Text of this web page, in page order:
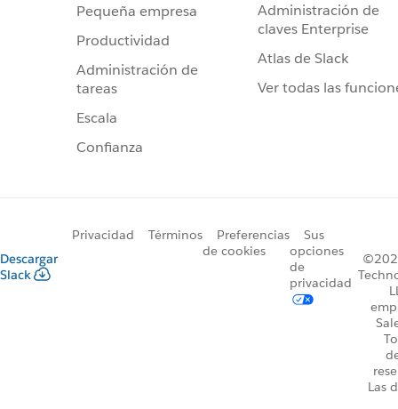
Pequeña empresa
Productividad
Administración de
tareas
Escala
Confianza
Administración de
claves Enterprise
Atlas de Slack
Ver todas las
Descargar
Slack
Privacidad Términos
Preferencias
de cookies
Sus
opciones
de
privacidad
Las